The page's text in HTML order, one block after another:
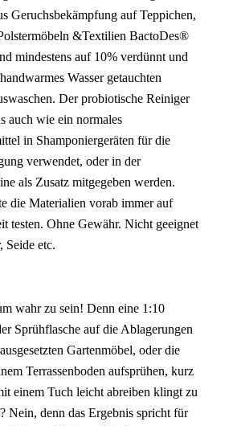
Geruchsbekämpfung auf Teppichen,
&Textilien BactoDes®
mindestens auf 10% verdünnt und
Wasser getauchten
Der probiotische Reiniger
auch wie ein normales
in Shamponiergeräten für die
verwendet, oder in der
als Zusatz mitgegeben werden.
die Materialien vorab immer auf
testen. Ohne Gewähr. Nicht geeignet
Seide etc.
wahr zu sein! Denn eine 1:10
Sprühflasche auf die Ablagerungen
Gartenmöbel, oder die
Terrassenboden aufsprühen, kurz
einem Tuch leicht abreiben klingt zu
Nein, denn das Ergebnis spricht für